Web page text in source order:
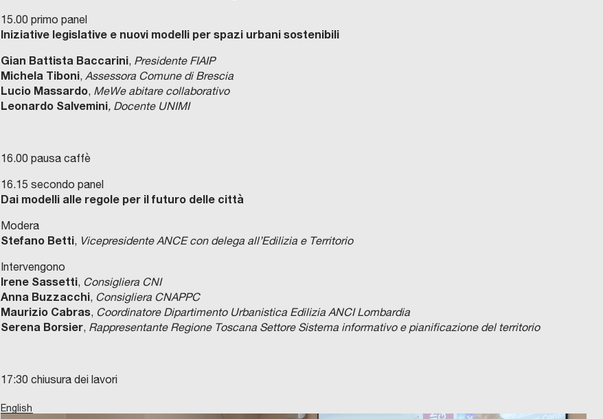
15.00 primo panel
Iniziative legislative e nuovi modelli per spazi urbani sostenibili
Gian Battista Baccarini, Presidente FIAIP
Michela Tiboni, Assessora Comune di Brescia
Lucio Massardo, MeWe abitare collaborativo
Leonardo Salvemini, Docente UNIMI
16.00 pausa caffè
16.15 secondo panel
Dai modelli alle regole per il futuro delle città
Modera
Stefano Betti, Vicepresidente ANCE con delega all’Edilizia e Territorio
Intervengono
Irene Sassetti, Consigliera CNI
Anna Buzzacchi, Consigliera CNAPPC
Maurizio Cabras, Coordinatore Dipartimento Urbanistica Edilizia ANCI Lombardia
Serena Borsier, Rappresentante Regione Toscana Settore Sistema informativo e pianificazione del territorio
17:30 chiusura dei lavori
English